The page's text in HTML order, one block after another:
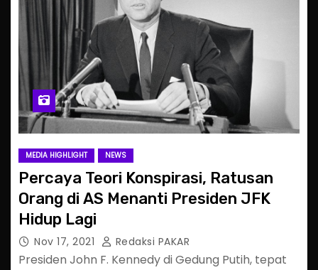
MEDIA HIGHLIGHT NEWS
Percaya Teori Konspirasi, Ratusan
Orang di AS Menanti Presiden JFK
Hidup Lagi
Nov 17, 2021 Redaksi PAKAR
Presiden John F. Kennedy di Gedung Putih, tepat